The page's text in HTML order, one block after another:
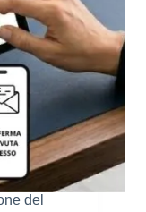
del